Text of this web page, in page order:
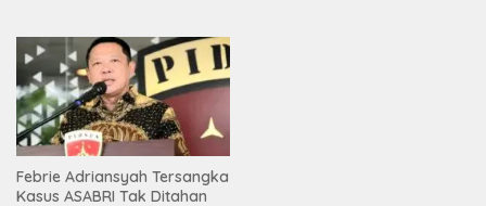
Febrie Adriansyah Tersangka
Kasus ASABRI Tak Ditahan